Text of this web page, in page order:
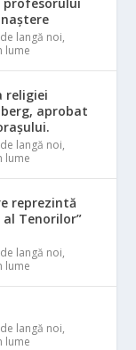
langă noi,
lume
religiei
aprobat
langă noi,
lume
reprezintă
al Tenorilor”
langă noi,
lume
langă noi,
lume